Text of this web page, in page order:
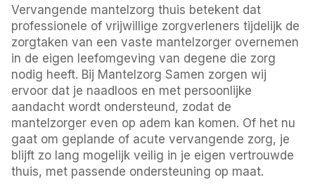
Vervangende mantelzorg thuis betekent dat
professionele of vrijwillige zorgverleners tijdelijk de
zorgtaken van een vaste mantelzorger overnemen
in de eigen leefomgeving van degene die zorg
nodig heeft. Bij Mantelzorg Samen zorgen wij
ervoor dat je naadloos en met persoonlijke
aandacht wordt ondersteund, zodat de
mantelzorger even op adem kan komen. Of het nu
gaat om geplande of acute vervangende zorg, je
blijft zo lang mogelijk veilig in je eigen vertrouwde
thuis, met passende ondersteuning op maat.